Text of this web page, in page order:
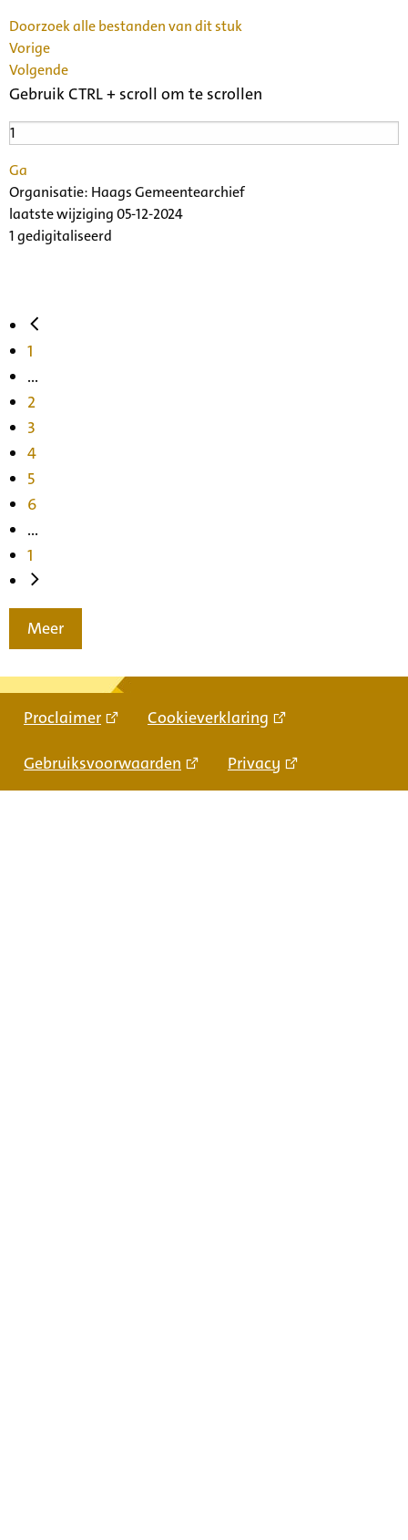
Doorzoek alle bestanden van dit stuk
Vorige
Volgende
Gebruik CTRL + scroll om te scrollen
Ga
Organisatie: Haags Gemeentearchief
laatste wijziging 05-12-2024
1 gedigitaliseerd
1
...
2
3
4
5
6
...
1
Meer
Proclaimer Cookieverklaring
Gebruiksvoorwaarden Privacy